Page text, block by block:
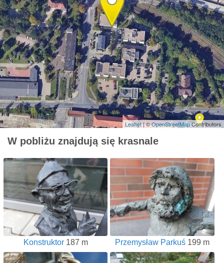
Leaflet| ©OpenStreetMapContributors
W pobliżu znajdują się krasnale
Konstruktor187 m Przemysław Parkuś199 m